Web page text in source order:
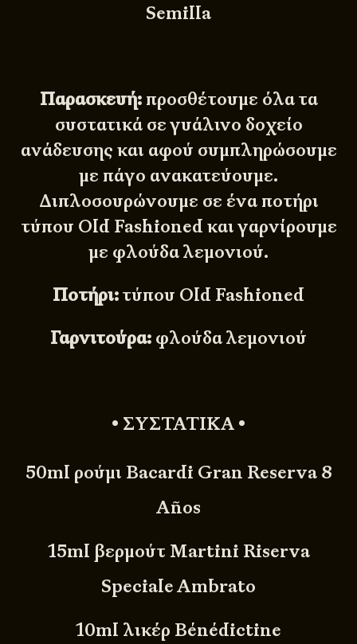
Semilla
Παρασκευή:προσθέτουμε όλα τα
συστατικά σε γυάλινο δοχείο
ανάδευσης και αφού συμπληρώσουμε
με πάγο ανακατεύουμε.
Διπλοσουρώνουμε σε ένα ποτήρι
τύπου Old Fashioned και γαρνίρουμε
με φλούδα λεμονιού.
Ποτήρι:τύπου Old Fashioned
Γαρνιτούρα: φλούδα λεμονιού
• ΣΥΣΤΑΤΙΚΑ •
50ml ρούμι Bacardi Gran Reserva 8
Años
15ml βερμούτ Martini Riserva
Speciale Ambrato
10ml λικέρ Bénédictine